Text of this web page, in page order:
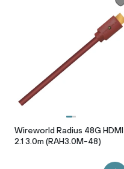
Wireworld Radius 48G HDMI
2.1 3.0m (RAH3.0M-48)